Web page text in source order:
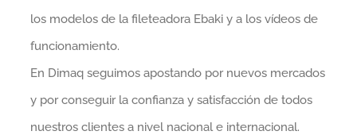
los modelos de la fileteadora Ebaki y a los vídeos de
funcionamiento.
En Dimaq seguimos apostando por nuevos mercados
y por conseguir la confianza y satisfacción de todos
nuestros clientes a nivel nacional e internacional.